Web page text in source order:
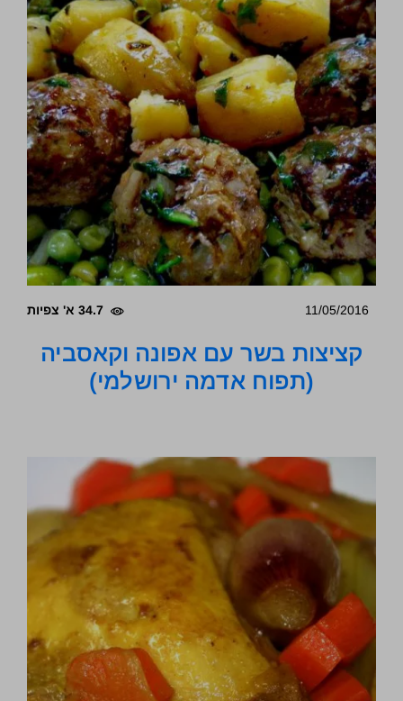
11/05/2016 34.7 א' צפיות
קציצות בשר עם אפונה וקאסביה
(תפוח אדמה ירושלמי)